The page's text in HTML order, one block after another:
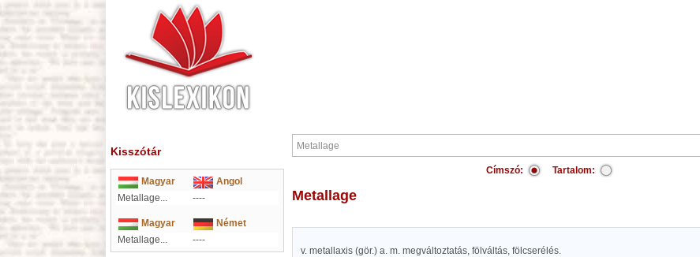
Kisszótár
Magyar
Angol
Metallage...
----
Magyar
Német
Metallage...
----
Címszó: Tartalom:
Metallage
v. metallaxis (gör.) a. m. megváltoztatás, fölváltás, fölcserélés.